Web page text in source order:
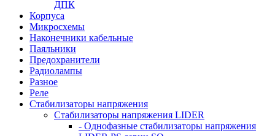
ДПК
Корпуса
Микросхемы
Наконечники кабельные
Паяльники
Предохранители
Радиолампы
Разное
Реле
Стабилизаторы напряжения
Стабилизаторы напряжения LIDER
- Однофазные стабилизаторы напряжения